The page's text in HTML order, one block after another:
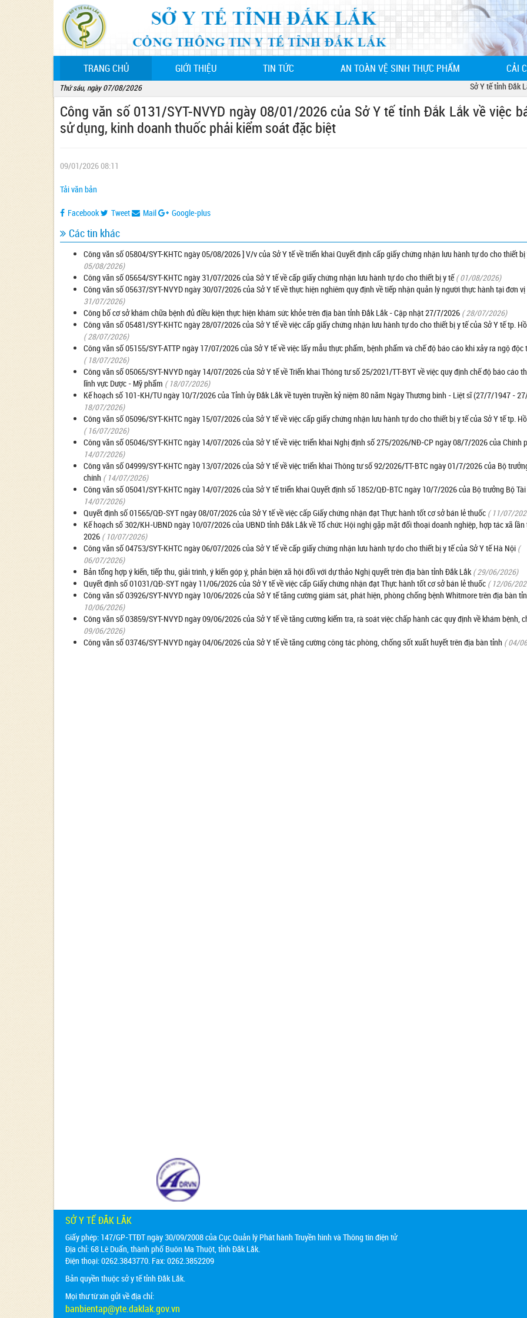
TRANG CHỦ(CURRENT) GIỚI THIỆU TIN TỨC AN TOÀN VỆ SINH THỰC PHẨM CẢI
Thứ sáu, ngày 07/08/2026 Sở Y tế tỉnh Đắk
Công văn số 0131/SYT-NVYD ngày 08/01/2026 của Sở Y tế tỉnh Đắk Lắk về việc
sử dụng, kinh doanh thuốc phải kiểm soát đặc biệt
09/01/2026 08:11
Tải văn bản
Facebook Tweet Mail Google-plus
Các tin khác
Công văn số 05804/SYT-KHTC ngày 05/08/2026 ] V/v của Sở Y tế về triển khai Quyết định cấp giấy chứng nhận lưu hành tự do cho thiết bị
05/08/2026)
Công văn số 05654/SYT-KHTC ngày 31/07/2026 của Sở Y tế về cấp giấy chứng nhận lưu hành tự do cho thiết bị y tế ( 01/08/2026)
Công văn số 05637/SYT-NVYD ngày 30/07/2026 của Sở Y tế về thực hiện nghiêm quy định về tiếp nhận quản lý người thực hành tại đơn vị
31/07/2026)
Công bố cơ sở khám chữa bệnh đủ điều kiện thực hiện khám sức khỏe trên địa bàn tỉnh Đắk Lắk - Cập nhật 27/7/2026 ( 28/07/2026)
Công văn số 05481/SYT-KHTC ngày 28/07/2026 của Sở Y tế về việc cấp giấy chứng nhận lưu hành tự do cho thiết bị y tế của Sở Y tế tp.
( 28/07/2026)
Công văn số 05155/SYT-ATTP ngày 17/07/2026 của Sở Y tế về việc lấy mẫu thực phẩm, bệnh phẩm và chế độ báo cáo khi xảy ra ngộ độc
( 18/07/2026)
Công văn số 05065/SYT-NVYD ngày 14/07/2026 của Sở Y tế về Triển khai Thông tư số 25/2021/TT-BYT về việc quy định chế độ báo cáo
lĩnh vực Dược - Mỹ phẩm ( 18/07/2026)
Kế hoạch số 101-KH/TU ngày 10/7/2026 của Tỉnh ủy Đắk Lắk về tuyên truyền kỷ niệm 80 năm Ngày Thương binh - Liệt sĩ (27/7/1947 -
18/07/2026)
Công văn số 05096/SYT-KHTC ngày 15/07/2026 của Sở Y tế về việc cấp giấy chứng nhận lưu hành tự do cho thiết bị y tế của Sở Y tế tp.
( 16/07/2026)
Công văn số 05046/SYT-KHTC ngày 14/07/2026 của Sở Y tế về việc triển khai Nghị định số 275/2026/NĐ-CP ngày 08/7/2026 của Chính
14/07/2026)
Công văn số 04999/SYT-KHTC ngày 13/07/2026 của Sở Y tế về việc triển khai Thông tư số 92/2026/TT-BTC ngày 01/7/2026 của Bộ
chính ( 14/07/2026)
Công văn số 05041/SYT-KHTC ngày 14/07/2026 của Sở Y tế triển khai Quyết định số 1852/QĐ-BTC ngày 10/7/2026 của Bộ trưởng Bộ
14/07/2026)
Quyết định số 01565/QĐ-SYT ngày 08/07/2026 của Sở Y tế về việc cấp Giấy chứng nhận đạt Thực hành tốt cơ sở bán lẻ thuốc ( 11/07/
Kế hoạch số 302/KH-UBND ngày 10/07/2026 của UBND tỉnh Đắk Lắk về Tổ chức Hội nghị gặp mặt đối thoại doanh nghiệp, hợp tác xã
2026 ( 10/07/2026)
Công văn số 04753/SYT-KHTC ngày 06/07/2026 của Sở Y tế về cấp giấy chứng nhận lưu hành tự do cho thiết bị y tế của Sở Y tế Hà Nội (
06/07/2026)
Bản tổng hợp ý kiến, tiếp thu, giải trình, ý kiến góp ý, phản biện xã hội đối với dự thảo Nghị quyết trên địa bàn tỉnh Đắk Lắk ( 29/06/2026)
Quyết định số 01031/QĐ-SYT ngày 11/06/2026 của Sở Y tế về việc cấp Giấy chứng nhận đạt Thực hành tốt cơ sở bán lẻ thuốc ( 12/06/
Công văn số 03926/SYT-NVYD ngày 10/06/2026 của Sở Y tế tăng cường giám sát, phát hiện, phòng chống bệnh Whitmore trên địa bàn
10/06/2026)
Công văn số 03859/SYT-NVYD ngày 09/06/2026 của Sở Y tế về tăng cường kiểm tra, rà soát việc chấp hành các quy định về khám bệnh,
09/06/2026)
Công văn số 03746/SYT-NVYD ngày 04/06/2026 của Sở Y tế về tăng cường công tác phòng, chống sốt xuất huyết trên địa bàn tỉnh ( 04/
SỞ Y TẾ ĐẮK LẮK
Giấy phép: 147/GP-TTĐT ngày 30/09/2008 của Cục Quản lý Phát hành Truyền hình và Thông tin điện tử
Địa chỉ:68 Lê Duẩn, thành phố Buôn Ma Thuột, tỉnh Đắk Lắk.
Điện thoại: 0262.3843770. Fax: 0262.3852209
Bản quyền thuộc sở y tế tỉnh Đắk Lắk.
Mọi thư từ xin gửi về địa chỉ:
banbientap@yte.daklak.gov.vn